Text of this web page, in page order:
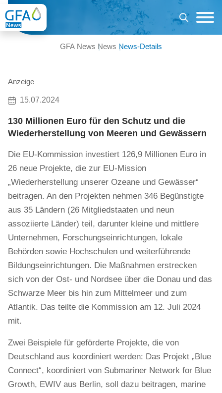
GFA News News News-Details
Anzeige
15.07.2024
130 Millionen Euro für den Schutz und die
Wiederherstellung von Meeren und Gewässern
Die EU-Kommission investiert 126,9 Millionen Euro in
26 neue Projekte, die zur EU-Mission
„Wiederherstellung unserer Ozeane und Gewässer“
beitragen. An den Projekten nehmen 346 Begünstigte
aus 35 Ländern (26 Mitgliedstaaten und neun
assoziierte Länder) teil, darunter kleine und mittlere
Unternehmen, Forschungseinrichtungen, lokale
Behörden sowie Hochschulen und weiterführende
Bildungseinrichtungen. Die Maßnahmen erstrecken
sich von der Ost- und Nordsee über die Donau und das
Schwarze Meer bis hin zum Mittelmeer und zum
Atlantik. Das teilte die Kommission am 12. Juli 2024
mit.
Zwei Beispiele für geförderte Projekte, die von
Deutschland aus koordiniert werden: Das Projekt „Blue
Connect“, koordiniert von Submariner Network for Blue
Growth, EWIV aus Berlin, soll dazu beitragen, marine